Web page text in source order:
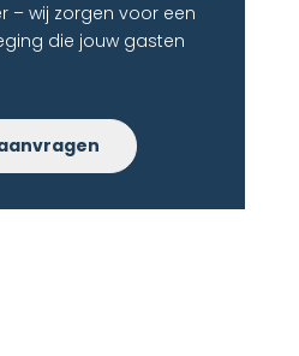
– wij zorgen voor een
die jouw gasten